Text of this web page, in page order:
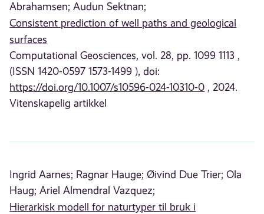
Abrahamsen; Audun Sektnan;
Consistent prediction of well paths and geological
surfaces
Computational Geosciences, vol. 28, pp. 1099 1113 ,
(ISSN 1420-0597 1573-1499 ), doi:
https://doi.org/10.1007/s10596-024-10310-0 , 2024.
Vitenskapelig artikkel
Ingrid Aarnes; Ragnar Hauge; Øivind Due Trier; Ola
Haug; Ariel Almendral Vazquez;
Hierarkisk modell for naturtyper til bruk i